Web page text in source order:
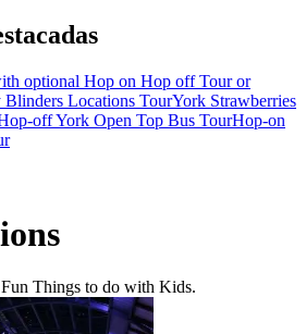
optional Hop on Hop off Tour or
Blinders Locations TourYork Strawberries
off York Open Top Bus TourHop-on
Things to do with Kids.